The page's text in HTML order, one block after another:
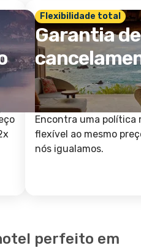
Flexibilidade total
Garantia de
Encontra uma política
flexível ao mesmo
nós igualamos.
perfeito em